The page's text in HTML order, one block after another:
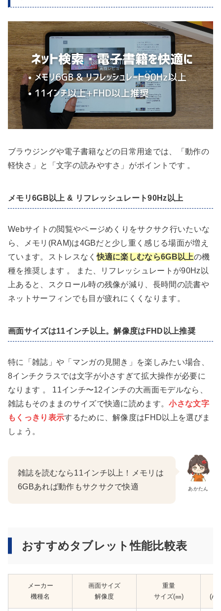
ブラウジングや電子書籍などの日常用途では、「動作の
軽快さ」と「文字の読みやすさ」がポイントです 。
メモリ6GB以上 & リフレッシュレート90Hz以上
Webサイトの閲覧やページめくりをサクサク行いたいな
ら、メモリ(RAM)は4GBだと少し重く感じる場面が増え
ています。ストレスなく快適に楽しむなら6GB以上の機
種を推奨します 。 また、リフレッシュレートが90Hz以
上あると、スクロール時の残像が減り、長時間の読書や
ネットサーフィンでも目が疲れにくくなります。
画面サイズは11インチ以上。解像度はFHD以上推奨
特に「雑誌」や「マンガの見開き」を楽しみたい場合、
8インチクラスでは文字が小さすぎて拡大操作が必要に
なります 。 11インチ〜12インチの大画面モデルなら、
雑誌もそのままのサイズで快適に読めます。小さな文字
もくっきり表示するために、解像度はFHD以上を選びま
しょう。
あかたん
雑誌を読むなら11インチ以上！メモリは
6GBあれば動作もサクサクで快適
おすすめタブレット性能比較表
メーカー
機種名
画面サイズ
解像度
重量
サイズ(㎜)